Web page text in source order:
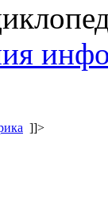
]]>